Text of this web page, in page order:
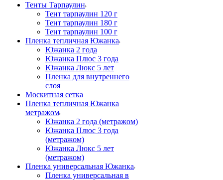
Тенты Тарпаулин
Тент тарпаулин 120 г
Тент тарпаулин 180 г
Тент тарпаулин 100 г
Пленка тепличная Южанка
Южанка 2 года
Южанка Плюс 3 года
Южанка Люкс 5 лет
Пленка для внутреннего
слоя
Москитная сетка
Пленка тепличная Южанка
метражом
Южанка 2 года (метражом)
Южанка Плюс 3 года
(метражом)
Южанка Люкс 5 лет
(метражом)
Пленка универсальная Южанка
Пленка универсальная в